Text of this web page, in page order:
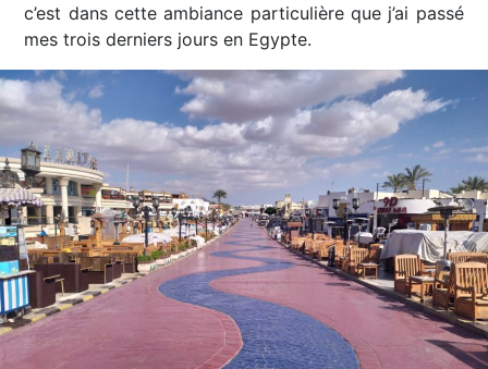
c’est dans cette ambiance particulière que j’ai passé
mes trois derniers jours en Egypte.